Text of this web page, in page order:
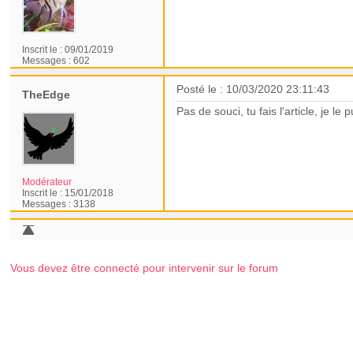
Inscrit le :09/01/2019
Messages :602
TheEdge
Modérateur
Inscrit le : 15/01/2018
Messages :3138
Posté le : 10/03/2020 23:11:43
Pas de souci, tu fais l'article, je le
Vous devez être connecté pour intervenir sur le forum